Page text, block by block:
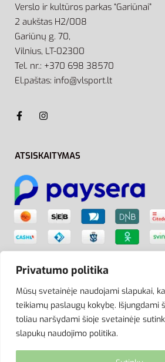
Privatumo politika
Mūsų svetainėje naudojami slapukai,
teikiamų paslaugų kokybę. Išjungdami
toliau naršydami šioje svetainėje
slapukų naudojimo politika.
Verslo ir kultūros parkas “Gariūnai”
2 aukštas H2/008
Gariūnų g. 70,
Vilnius, LT-02300
Tel. nr.: +370 698 38570
El.paštas: info@vlsport.lt
ATSISKAITYMAS
© VLSport. 2026. Visos teisės
Kopijuoti, platinti svetainės turinį be
griežtai draudžiama.